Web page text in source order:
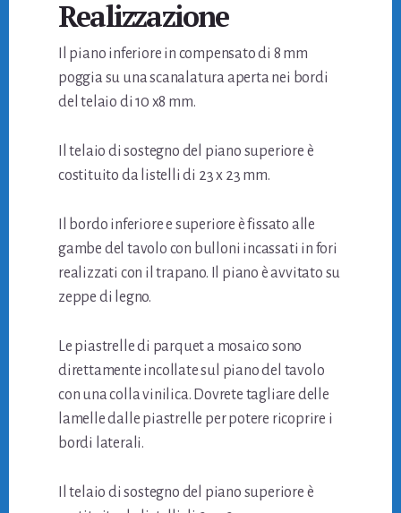
Realizzazione
Il piano inferiore in compensato di 8 mm
poggia su una scanalatura aperta nei bordi
del telaio di 10 x8 mm.
Il telaio di sostegno del piano superiore è
costituito da listelli di 23 x 23 mm.
Il bordo inferiore e superiore è fissato alle
gambe del tavolo con bulloni incassati in fori
realizzati con il trapano. Il piano è avvitato su
zeppe di legno.
Le piastrelle di parquet a mosaico sono
direttamente incollate sul piano del tavolo
con una colla vinilica. Dovrete tagliare delle
lamelle dalle piastrelle per potere ricoprire i
bordi laterali.
Il telaio di sostegno del piano superiore è